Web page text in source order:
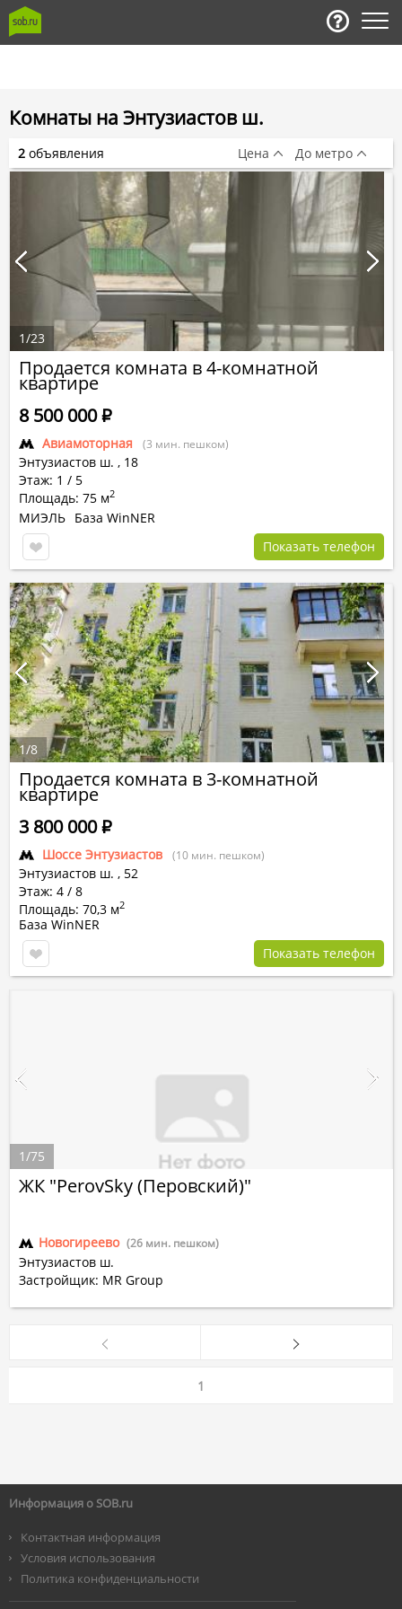
Комнаты на Энтузиастов ш.
Продается комната в 4-комнатной
квартире
Авиамоторная (3 мин. пешком)
Энтузиастов ш. , 18
Этаж: 1 / 5
Площадь: 75 м2
8 500 000Р
МИЭЛЬ База WinNER
Показать телефон
1/23
Продается комната в 3-комнатной
квартире
Шоссе Энтузиастов (10 мин. пешком)
Энтузиастов ш. , 52
Этаж: 4 / 8
Площадь: 70,3 м2
3 800 000Р
База WinNER
Показать телефон
1/8
ЖК "PerovSky (Перовский)"
Новогиреево (26 мин. пешком)
Энтузиастов ш.
Застройщик: MR Group
1/75
2 объявления Цена До метро
1
Информация о SOB.ru
Контактная информация
Условия использования
Политика конфиденциальности